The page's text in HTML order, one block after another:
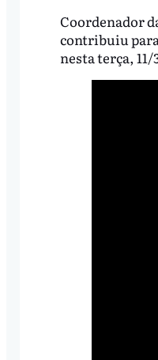
Coordenador
contribuiu
nesta terça,